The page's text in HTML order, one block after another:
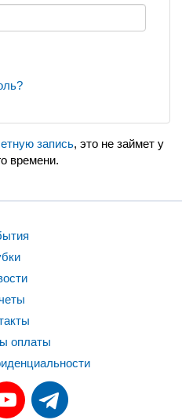
запись, это не займет у
времени.
оплаты